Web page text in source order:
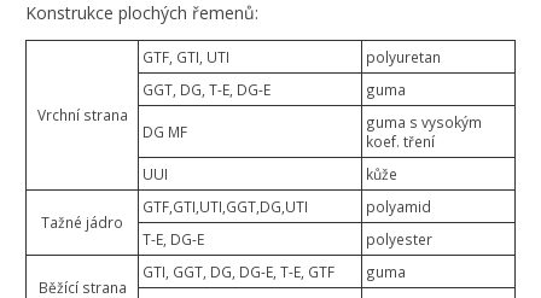
Konstrukce plochých řemenů:
Vrchní strana
GTF, GTI, UTI
polyuretan
GGT, DG, T-E, DG-E
guma
DG MF
guma s vysokým
koef. tření
UUI
kůže
Tažné jádro
GTF,GTI,UTI,GGT,DG,UTI
polyamid
T-E, DG-E
polyester
Běžící strana
GTI, GGT, DG, DG-E, T-E, GTF
guma